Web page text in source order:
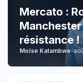
Mercato :
résistance !
Moïse Katambwe-